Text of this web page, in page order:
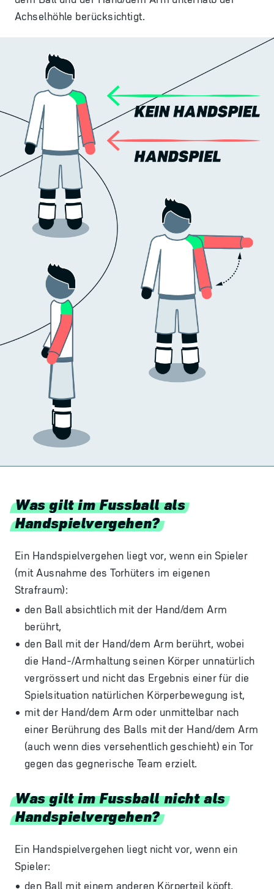
Achselhöhle berücksichtigt.
Was gilt im Fussball als
Handspielvergehen?
Ein Handspielvergehen liegt vor, wenn ein Spieler
(mit Ausnahme des Torhüters im eigenen
Strafraum):
den Ball absichtlich mit der Hand/dem Arm
berührt,
den Ball mit der Hand/dem Arm berührt, wobei
die Hand-/Armhaltung seinen Körper unnatürlich
vergrössert und nicht das Ergebnis einer für die
Spielsituation natürlichen Körperbewegung ist,
mit der Hand/dem Arm oder unmittelbar nach
einer Berührung des Balls mit der Hand/dem Arm
(auch wenn dies versehentlich geschieht) ein Tor
gegen das gegnerische Team erzielt.
Was gilt im Fussball nicht als
Handspielvergehen?
Ein Handspielvergehen liegt nicht vor, wenn ein
Spieler:
den Ball mit einem anderen Körperteil köpft,